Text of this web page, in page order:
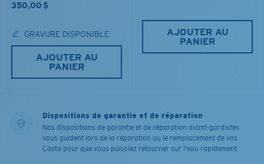
350,00 $
GRAVURE DISPONIBLE
AJOUTER AU
PANIER
AJOUTER AU
PANIER
Dispositions de garantie et de réparation
Nos dispositions de garantie et de réparation avant-gardistes
vous guident lors de la réparation ou le remplacement de vos
Costa pour que vous puissiez retourner sur l'eau rapidement.